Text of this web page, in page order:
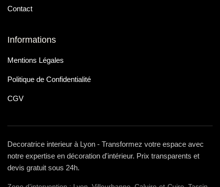
Contact
Informations
Mentions Légales
Politique de Confidentialité
CGV
Decoratrice interieur à Lyon - Transformez votre espace avec
notre expertise en décoration d'intérieur. Prix transparents et
devis gratuit sous 24h.